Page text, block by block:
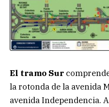
El tramo Sur
la rotonda de la avenida
avenida Independencia.